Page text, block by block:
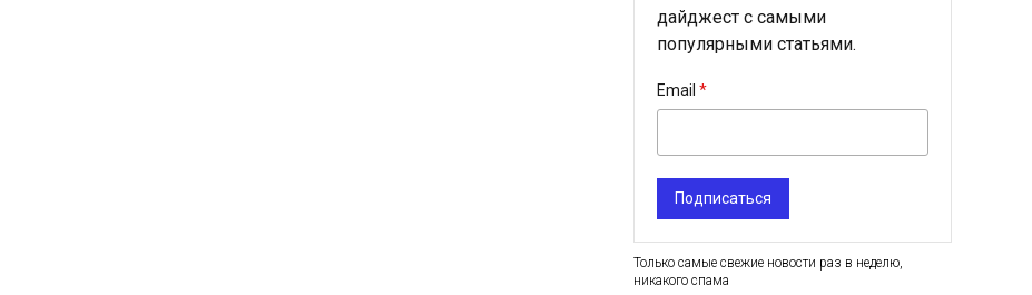
дайджест с самыми
популярными статьями.
Email
Подписаться
Только самые свежие новости раз в неделю,
никакого спама